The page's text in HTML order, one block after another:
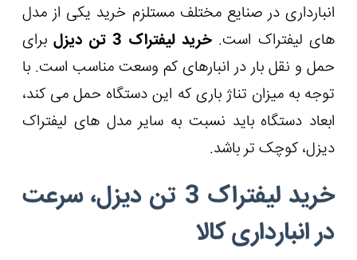
انبارداری در صنایع مختلف مستلزم خرید یکی از مدل
های لیفتراک است.خرید لیفتراک 3 تن دیزل
برای
حمل و نقل بار در انبارهای کم وسعت مناسب است. با
توجه به میزان تناژ باری که این دستگاه حمل می کند،
ابعاد دستگاه باید نسبت به سایر مدل های لیفتراک
دیزل، کوچک تر باشد.
خرید لیفتراک 3 تن دیزل، سرعت
در انبارداری کالا